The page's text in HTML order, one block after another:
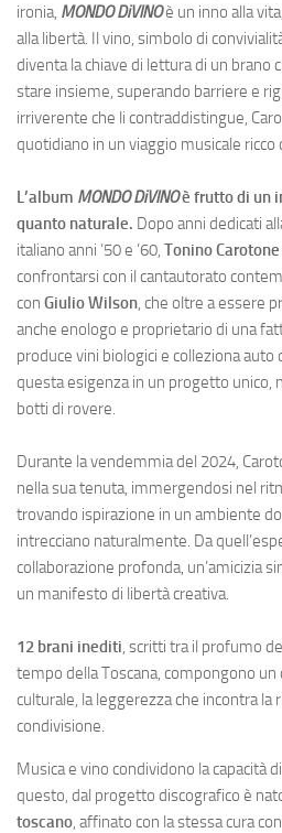
ironia, MONDO DiVINOè un inno alla
alla libertà. Il vino, simbolo di
diventa la chiave di lettura di un brano
stare insieme, superando barriere e
irriverente che li contraddistingue,
quotidiano in un viaggio musicale ricco
L’album MONDO DiVINOè frutto di un
quanto naturale. Dopo anni dedicati
italiano anni ’50 e ’60, Tonino Carotone
confrontarsi con il cantautorato
con Giulio Wilson, che oltre a essere
anche enologo e proprietario di una
produce vini biologici e colleziona auto
questa esigenza in un progetto unico,
botti di rovere.
Durante la vendemmia del 2024,
nella sua tenuta, immergendosi nel
trovando ispirazione in un ambiente
intrecciano naturalmente. Da
collaborazione profonda, un’amicizia
un manifesto di libertà creativa.
12 brani inediti, scritti tra il profumo
tempo della Toscana, compongono un
culturale, la leggerezza che incontra la
condivisione.
Musica e vino condividono la capacità
questo, dal progetto discografico è
toscano, affinato con la stessa cura